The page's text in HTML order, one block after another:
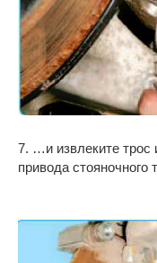
7. …и извлеките трос
привода стояночного